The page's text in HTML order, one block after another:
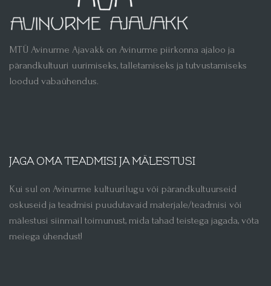
MTÜ Avinurme Ajavakk on Avinurme piirkonna ajaloo ja
pärandkultuuri uurimiseks, talletamiseks ja tutvustamiseks
loodud vabaühendus.
JAGA OMA TEADMISI JA MÄLESTUSI
Kui sul on Avinurme kultuurilugu või pärandkultuurseid
oskuseid ja teadmisi puudutavaid materjale/teadmisi või
mälestusi siinmail toimunust, mida tahad teistega jagada, võta
meiega ühendust!